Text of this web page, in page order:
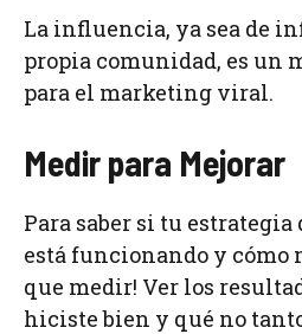
La influencia, ya sea de
propia comunidad, es un
para el marketing viral.
Medir para Mejorar
Para saber si tu
está funcionando y cómo
que medir! Ver los
hiciste bien y qué no